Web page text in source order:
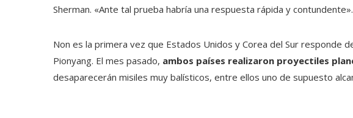
Sherman. «Ante tal prueba habría una respuesta rápida y contundente».
Non es la primera vez que Estados Unidos y Corea del Sur responde
Pionyang. El mes pasado, ambos países realizaron proyectiles
desaparecerán misiles muy balísticos, entre ellos uno de supuesto